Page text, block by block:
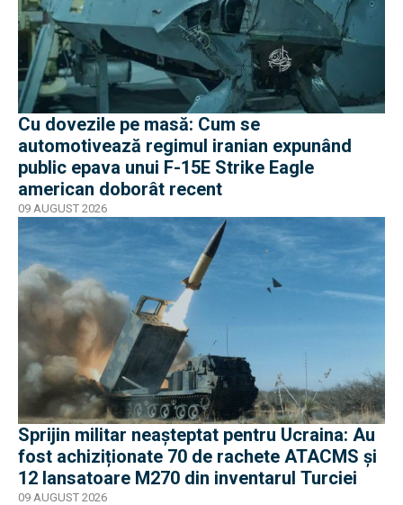
Cu dovezile pe masă: Cum se
automotivează regimul iranian expunând
public epava unui F-15E Strike Eagle
american doborât recent
09 AUGUST 2026
Sprijin militar neașteptat pentru Ucraina: Au
fost achiziționate 70 de rachete ATACMS și
12 lansatoare M270 din inventarul Turciei
09 AUGUST 2026